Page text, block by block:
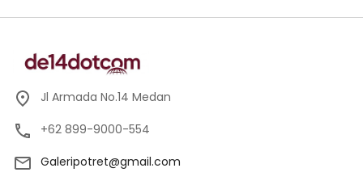
Jl Armada No.14 Medan
+62 899-9000-554
Galeripotret@gmail.com